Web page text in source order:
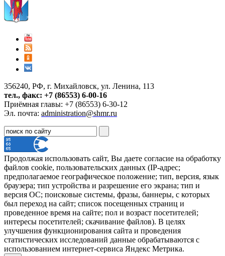
356240, РФ, г. Михайловск, ул. Ленина, 113
тел., факс: +7 (86553) 6-00-16
Приёмная главы: +7 (86553) 6-30-12
Эл. почта: administration@shmr.ru
Продолжая использовать сайт, Вы даете согласие на обработку
файлов cookie, пользовательских данных (IP-адрес;
предполагаемое географическое положение; тип, версия, язык
браузера; тип устройства и разрешение его экрана; тип и
версия ОС; поисковые системы, фразы, баннеры, с которых
был переход на сайт; список посещенных страниц и
проведенное время на сайте; пол и возраст посетителей;
интересы посетителей; скачивание файлов). В целях
улучшения функционирования сайта и проведения
статистических исследований данные обрабатываются с
использованием интернет-сервиса Яндекс Метрика.